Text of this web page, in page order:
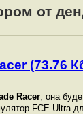
от
(73.76
Racer, она
FCE Ultra